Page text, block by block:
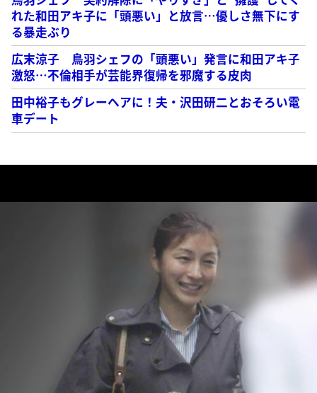
れた和田アキ子に「頭悪い」と放言…優しさ無下にす
る暴走ぶり
広末涼子 鳥羽シェフの「頭悪い」発言に和田アキ子
激怒…不倫相手が芸能界復帰を邪魔する皮肉
田中裕子もグレーヘアに！夫・沢田研二とおそろい電
車デート